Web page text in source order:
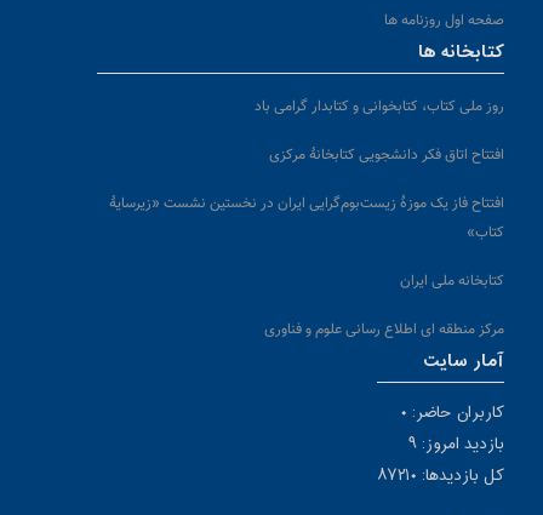
صفحه اول روزنامه ها
کتابخانه ها
روز ملی کتاب، کتابخوانی و کتابدار گرامی باد
افتتاح اتاق فکر دانشجویی کتابخانهٔ مرکزی
افتتاح فاز یک موزۀ زیست‌بوم‌گرایی ایران در نخستین نشست «زیرسایۀ
کتاب»
کتابخانه ملی ایران
مرکز منطقه ای اطلاع رسانی علوم و فناوری
آمار سایت
کاربران حاضر: ۰
بازدید امروز: ۹
کل بازدیدها: ۸۷۲۱۰